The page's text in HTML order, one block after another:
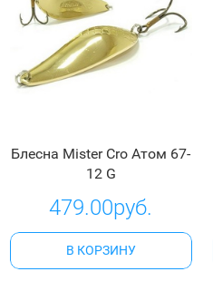
Блесна Mister Cro Атом 67-
12 G
479.00руб.
В КОРЗИНУ